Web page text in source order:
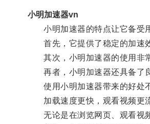
小明加速器vn
小明加速器的特点让它备受用
首先，它提供了稳定的加速效
其次，小明加速器的使用非常
再者，小明加速器还具备了良
使用小明加速器带来的好处不
加载速度更快，观看视频更流
无论是在浏览网页、观看视频